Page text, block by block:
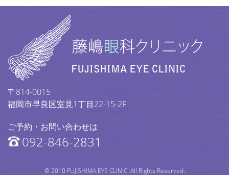
〒814-0015
福岡市早良区室見1丁目22-15-2F
ご予約・お問い合わせは
092-846-2831
© 2010 FUJISHIMA EYE CLINIC. All Rights Reserved.